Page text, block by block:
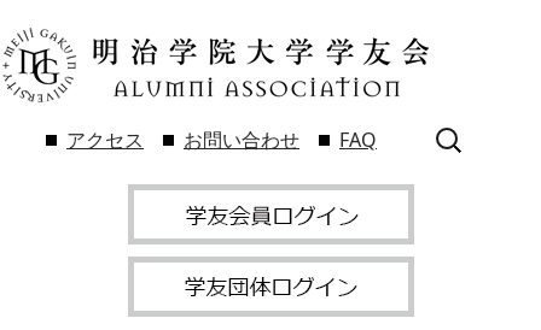
アクセス お問い合わせ FAQ
検
索: